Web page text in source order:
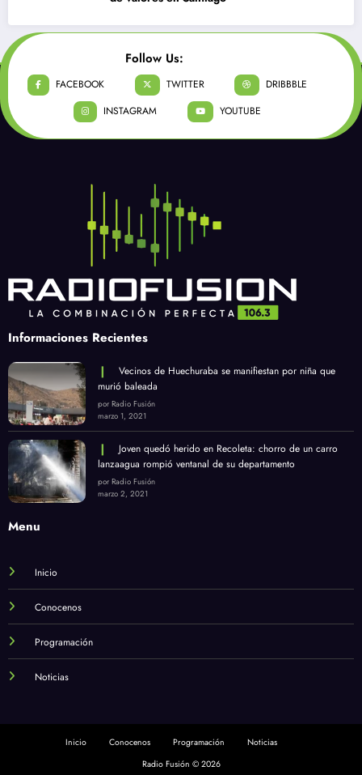
Follow Us:
FACEBOOK TWITTER
DRIBBBLE
INSTAGRAM
YOUTUBE
Informaciones Recientes
Vecinos de Huechuraba se manifiestan por niña que
murió baleada
por Radio Fusión
marzo 1, 2021
Joven quedó herido en Recoleta: chorro de un carro
lanzaagua rompió ventanal de su departamento
por Radio Fusión
marzo 2, 2021
Menu
Inicio
Conocenos
Programación
Noticias
Inicio Conocenos Programación
Noticias
Radio Fusión © 2026